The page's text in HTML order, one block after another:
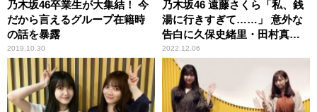
乃木坂46卒業生が大集結！ 今
だから言えるグループ在籍時
の話を暴露
2019.10.30
乃木坂46 遠藤さくら「私、銭
湯に行きすぎて……」 意外な
告白に久保史緒里・田村真佑
もびっくり
2022.12.06